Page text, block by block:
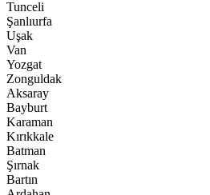
Tunceli
Şanlıurfa
Uşak
Van
Yozgat
Zonguldak
Aksaray
Bayburt
Karaman
Kırıkkale
Batman
Şırnak
Bartın